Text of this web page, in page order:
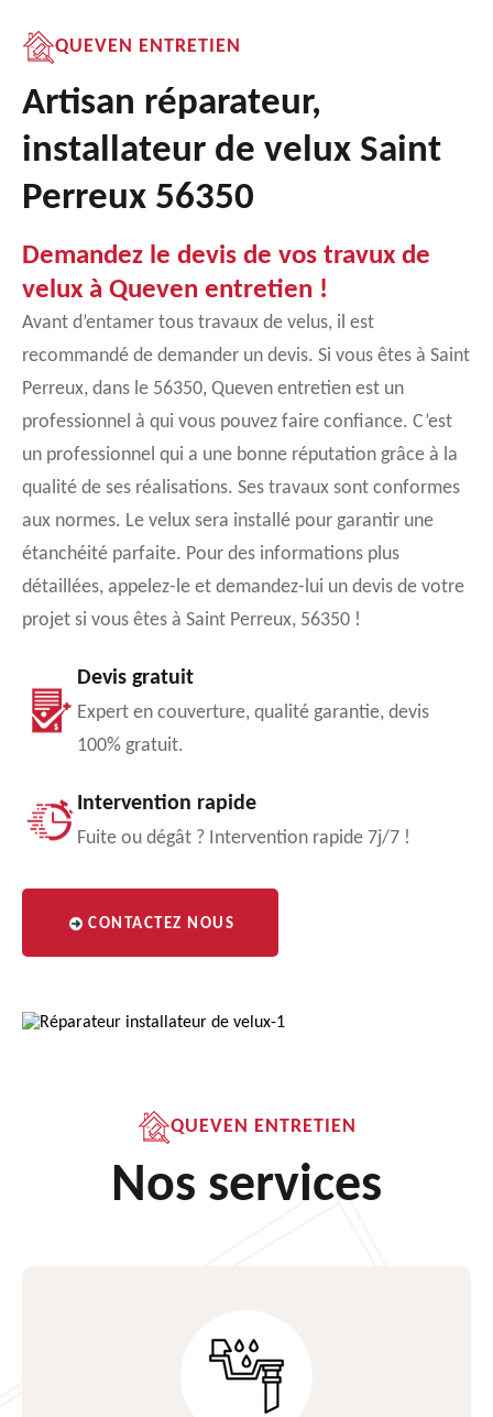
QUEVEN ENTRETIEN
Artisan réparateur,
installateur de velux Saint
Perreux 56350
Demandez le devis de vos travux de
velux à Queven entretien !
Avant d’entamer tous travaux de velus, il est
recommandé de demander un devis. Si vous êtes à Saint
Perreux, dans le 56350, Queven entretien est un
professionnel à qui vous pouvez faire confiance. C’est
un professionnel qui a une bonne réputation grâce à la
qualité de ses réalisations. Ses travaux sont conformes
aux normes. Le velux sera installé pour garantir une
étanchéité parfaite. Pour des informations plus
détaillées, appelez-le et demandez-lui un devis de votre
projet si vous êtes à Saint Perreux, 56350 !
Devis gratuit
Expert en couverture, qualité garantie, devis
100% gratuit.
Intervention rapide
Fuite ou dégât ? Intervention rapide 7j/7 !
CONTACTEZ NOUS
QUEVEN ENTRETIEN
Nos services